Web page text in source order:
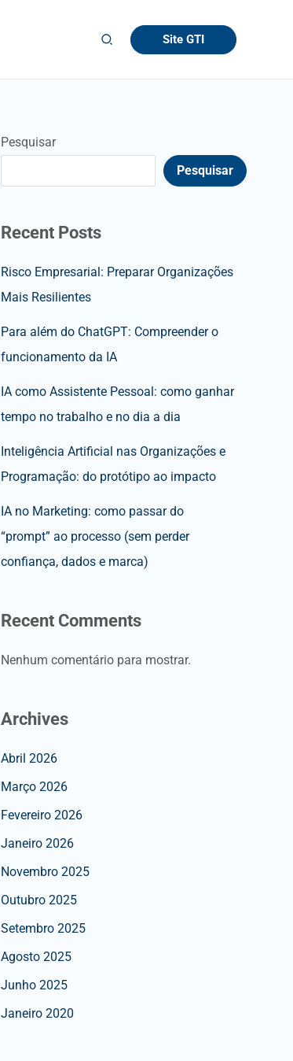
Site GTI
Pesquisar
Pesquisar
Recent Posts
Risco Empresarial: Preparar Organizações
Mais Resilientes
Para além do ChatGPT: Compreender o
funcionamento da IA
IA como Assistente Pessoal: como ganhar
tempo no trabalho e no dia a dia
Inteligência Artificial nas Organizações e
Programação: do protótipo ao impacto
IA no Marketing: como passar do
“prompt” ao processo (sem perder
confiança, dados e marca)
Recent Comments
Nenhum comentário para mostrar.
Archives
Abril 2026
Março 2026
Fevereiro 2026
Janeiro 2026
Novembro 2025
Outubro 2025
Setembro 2025
Agosto 2025
Junho 2025
Janeiro 2020